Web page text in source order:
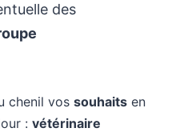
des
chenil vos souhaits en
: vétérinaire